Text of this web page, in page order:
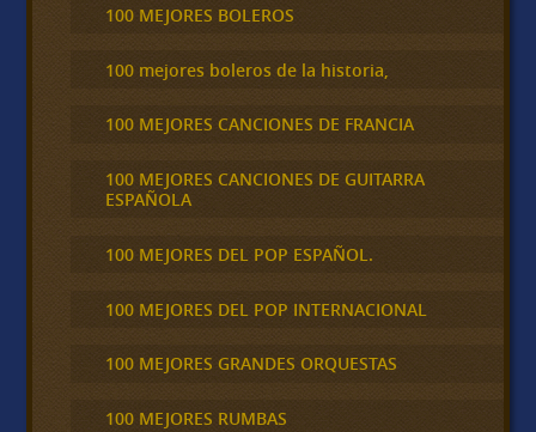
100 MEJORES BOLEROS
100 mejores boleros de la historia,
100 MEJORES CANCIONES DE FRANCIA
100 MEJORES CANCIONES DE GUITARRA
ESPAÑOLA
100 MEJORES DEL POP ESPAÑOL.
100 MEJORES DEL POP INTERNACIONAL
100 MEJORES GRANDES ORQUESTAS
100 MEJORES RUMBAS